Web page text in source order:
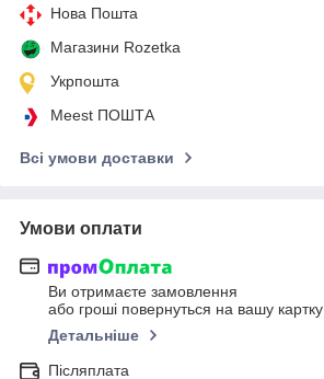
Нова Пошта
Магазини Rozetka
Укрпошта
Meest ПОШТА
Всі умови доставки
Умови оплати
Ви отримаєте замовлення
або гроші повернуться на вашу картку
Детальніше
Післяплата